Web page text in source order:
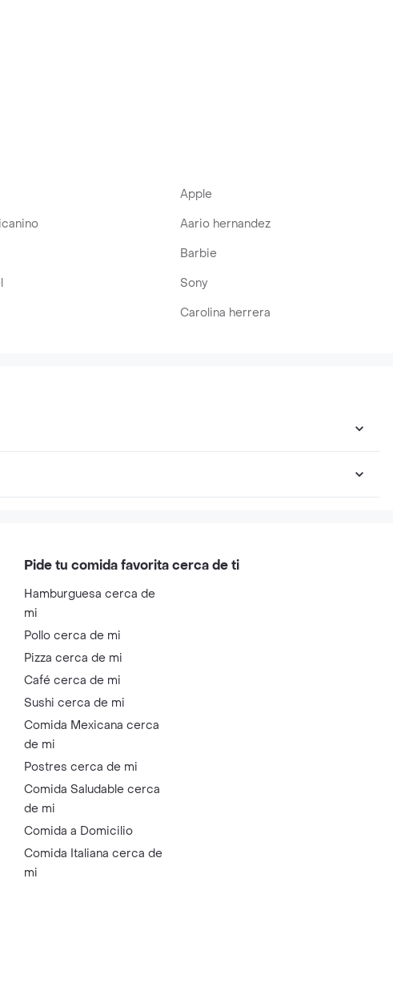
Apple
Aario hernandez
Barbie
Sony
Carolina herrera
Pide tu comida favorita cerca de ti
Hamburguesa cerca de
mi
Pollo cerca de mi
Pizza cerca de mi
Café cerca de mi
Sushi cerca de mi
Comida Mexicana cerca
de mi
Postres cerca de mi
Comida Saludable cerca
de mi
Comida a Domicilio
Comida Italiana cerca de
mi